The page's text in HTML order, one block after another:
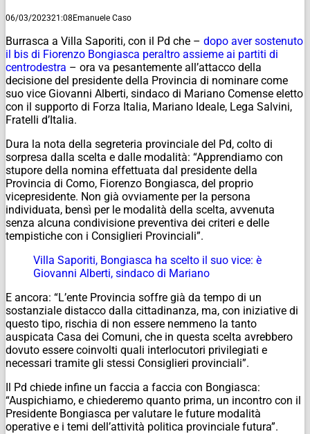
06/03/202321:08Emanuele Caso
Burrasca a Villa Saporiti, con il Pd che – dopo aver sostenuto
il bis di Fiorenzo Bongiasca peraltro assieme ai partiti di
centrodestra – ora va pesantemente all’attacco della
decisione del presidente della Provincia di nominare come
suo vice Giovanni Alberti, sindaco di Mariano Comense eletto
con il supporto di Forza Italia, Mariano Ideale, Lega Salvini,
Fratelli d’Italia.
Dura la nota della segreteria provinciale del Pd, colto di
sorpresa dalla scelta e dalle modalità: “Apprendiamo con
stupore della nomina effettuata dal presidente della
Provincia di Como, Fiorenzo Bongiasca, del proprio
vicepresidente. Non già ovviamente per la persona
individuata, bensì per le modalità della scelta, avvenuta
senza alcuna condivisione preventiva dei criteri e delle
tempistiche con i Consiglieri Provinciali”.
Villa Saporiti, Bongiasca ha scelto il suo vice: è
Giovanni Alberti, sindaco di Mariano
E ancora: “L’ente Provincia soffre già da tempo di un
sostanziale distacco dalla cittadinanza, ma, con iniziative di
questo tipo, rischia di non essere nemmeno la tanto
auspicata Casa dei Comuni, che in questa scelta avrebbero
dovuto essere coinvolti quali interlocutori privilegiati e
necessari tramite gli stessi Consiglieri provinciali”.
Il Pd chiede infine un faccia a faccia con Bongiasca:
“Auspichiamo, e chiederemo quanto prima, un incontro con il
Presidente Bongiasca per valutare le future modalità
operative e i temi dell’attività politica provinciale futura”.